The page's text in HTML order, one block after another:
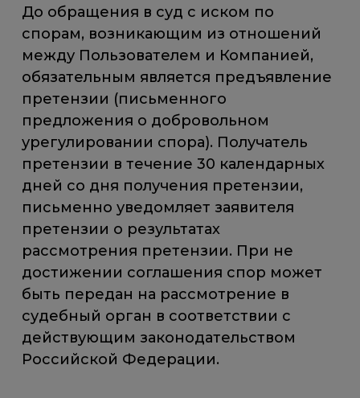
До обращения в суд с иском по
спорам, возникающим из отношений
между Пользователем и Компанией,
обязательным является предъявление
претензии (письменного
предложения о добровольном
урегулировании спора). Получатель
претензии в течение 30 календарных
дней со дня получения претензии,
письменно уведомляет заявителя
претензии о результатах
рассмотрения претензии. При не
достижении соглашения спор может
быть передан на рассмотрение в
судебный орган в соответствии с
действующим законодательством
Российской Федерации.